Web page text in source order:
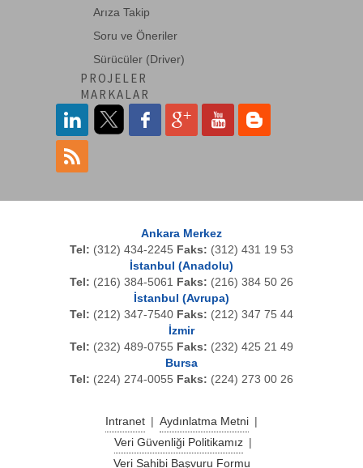
RansNet
roline
Schneider
Schukat
Sharp
Systimax
Techwin
Teltonika
Tradenet
Tumtec
Viavi
Vitelec
Arıza Takip
Soru ve Öneriler
Sürücüler (Driver)
PROJELER
MARKALAR
Ankara Merkez
Tel: (312) 434-2245 Faks: (312) 431 19 53
İstanbul (Anadolu)
Tel: (216) 384-5061 Faks: (216) 384 50 26
İstanbul (Avrupa)
Tel: (212) 347-7540 Faks: (212) 347 75 44
İzmir
Tel: (232) 489-0755 Faks: (232) 425 21 49
Bursa
Tel: (224) 274-0055 Faks: (224) 273 00 26
Intranet | Aydınlatma Metni |
Veri Güvenliği Politikamız |
Veri Sahibi Başvuru Formu